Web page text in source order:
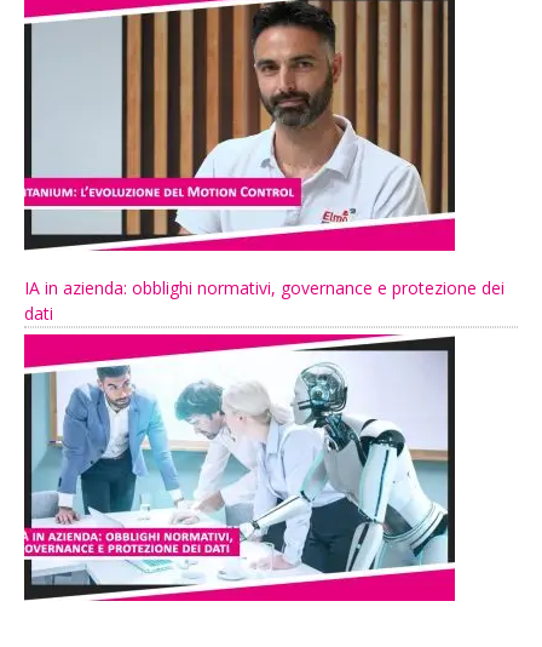
IA in azienda: obblighi normativi, governance e protezione dei
dati